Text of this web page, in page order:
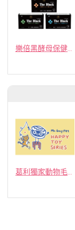
樂倍黑酵母保健品(皮毛/淚腺/補水)
葛利獨家動物毛逗貓棒